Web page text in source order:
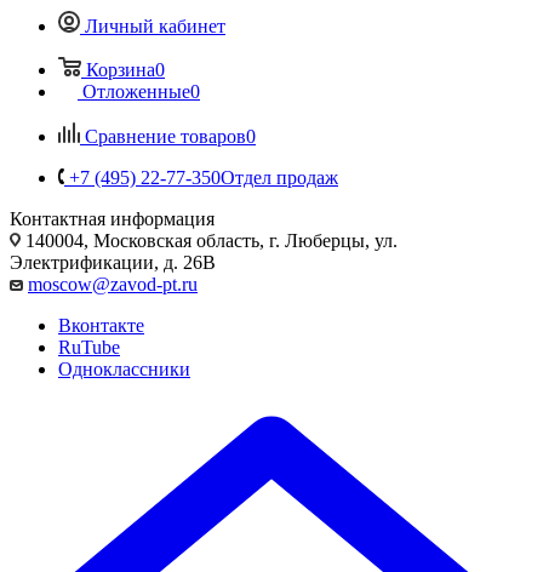
Личный кабинет
Корзина0
Отложенные0
Сравнение товаров0
+7 (495) 22-77-350Отдел продаж
Контактная информация
140004, Московская область, г. Люберцы, ул.
Электрификации, д. 26В
moscow@zavod-pt.ru
Вконтакте
RuTube
Одноклассники